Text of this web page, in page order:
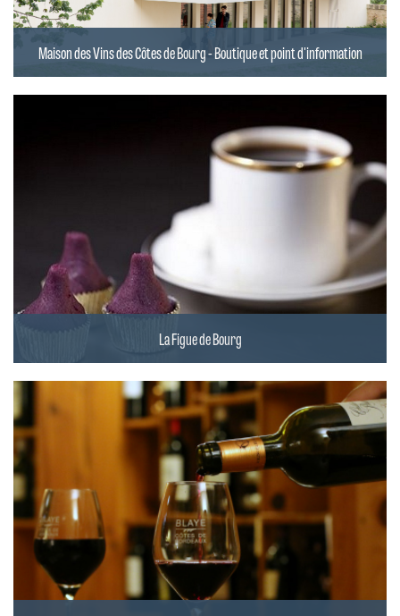
Maison des Vins des Côtes de Bourg - Boutique et point d'information
La Figue de Bourg